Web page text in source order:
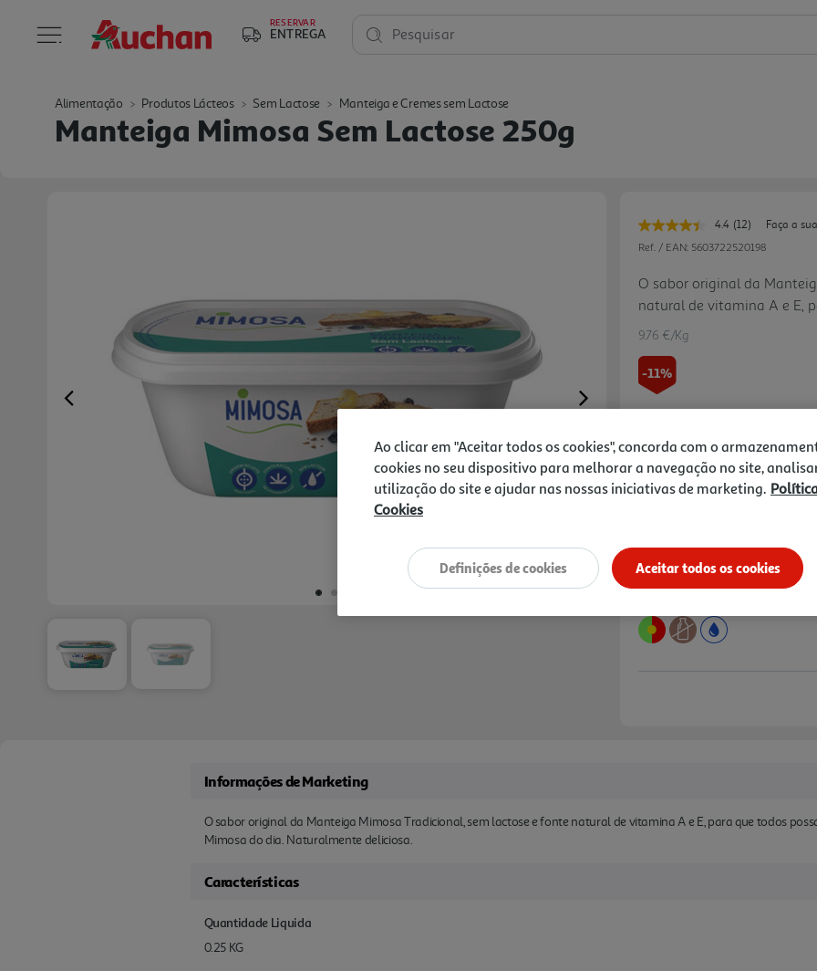
RESERVAR
ENTREGA Pesquisar
Alimentação Produtos Lácteos Sem Lactose Manteiga e Cremes sem Lactose
Manteiga Mimosa Sem Lactose 250g
Previous Next
4.4 Leu
12
Link
para
a
(12)
Faça a
Ref. / EAN: 5603722520198
O sabor original da
natural de vitamina A e E,
momentos Mimosa do dia.
9.76 €/Kg
-11%
Price reduced from
to
2,44 €
de 23/7/2026 a 18/8/2026
Notas de preparação
Informações de Marketing
O sabor original da Manteiga Mimosa Tradicional, sem lactose e fonte natural de vitamina A e E, para que todos
Mimosa do dia. Naturalmente deliciosa.
Características
Quantidade Liquida
0.25 KG
Ao clicar em "Aceitar todos os cookies", concorda com o
cookies no seu dispositivo para melhorar a navegação no site,
utilização do site e ajudar nas nossas iniciativas de marketing.
Cookies
Aceitar todos os cookies
Definições de cookies